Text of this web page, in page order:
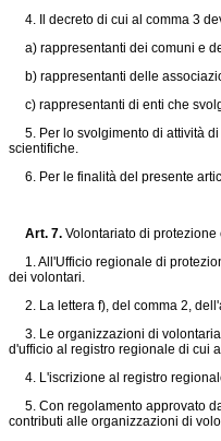
4. Il decreto di cui al comma 3
a) rappresentanti dei comuni e
b) rappresentanti delle
c) rappresentanti di enti che
5. Per lo svolgimento di attività di
scientifiche.
6. Per le finalità del presente
Art. 7. Volontariato di protezione
1. All'Ufficio regionale di
dei volontari.
2. La lettera f), del comma 2,
3. Le organizzazioni di
d'ufficio al registro regionale di cui
4. L'iscrizione al registro
5. Con regolamento approvato
contributi alle organizzazioni di